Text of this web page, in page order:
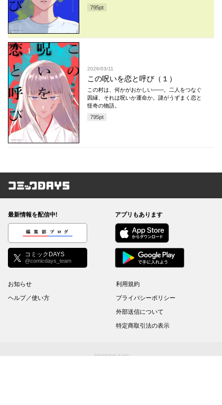
795pt
2026/03/11
この呪いを恋と呼び（１）
この村は、何かがおかしい――。二人をつなぐ
因縁、それは呪いか運命か。謎がうずまく恋と
怪奇の物語。
795pt
コミックDAYS
最新情報を配信中!
編集部ブログ
コミックDAYS
@comicdays_team
アプリもあります
お知らせ
ヘルプ／使い方
利用規約
プライバシーポリシー
外部送信について
特定商取引法の表示